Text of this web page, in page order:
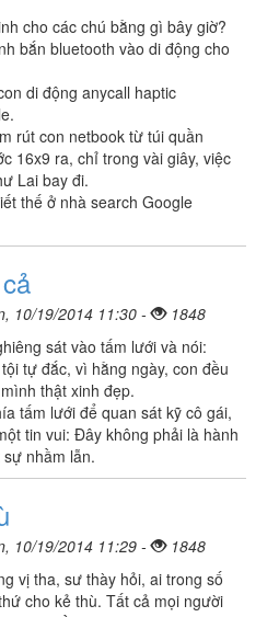
cho các chú bằng gì bây giờ?
bắn bluetooth vào di động cho
di động anycall haptic
rút con netbook từ túi quần
16x9 ra, chỉ trong vài giây, việc
Lai bay đi.
thế ở nhà search Google
10/19/2014 11:30 -
1848
sát vào tấm lưới và nói:
tự đắc, vì hằng ngày, con đều
thật xinh đẹp.
tấm lưới để quan sát kỹ cô gái,
tin vui: Đây không phải là hành
nhầm lẫn.
10/19/2014 11:29 -
1848
vị tha, sư thày hỏi, ai trong số
cho kẻ thù. Tất cả mọi người